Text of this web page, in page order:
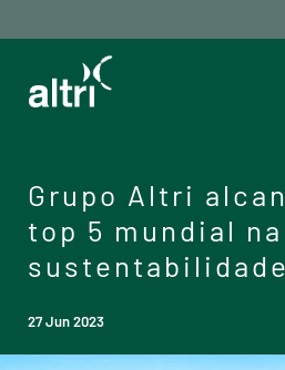
Grupo Altri
top 5 mundial na
sustentabilidade
27 Jun 2023